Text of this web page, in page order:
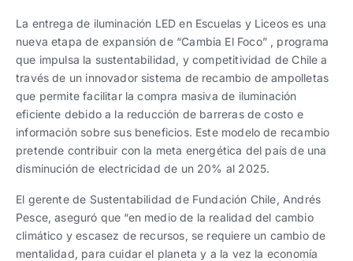
La entrega de iluminación LED en Escuelas y Liceos es una
nueva etapa de expansión de “Cambia El Foco” , programa
que impulsa la sustentabilidad, y competitividad de Chile a
través de un innovador sistema de recambio de ampolletas
que permite facilitar la compra masiva de iluminación
eficiente debido a la reducción de barreras de costo e
información sobre sus beneficios. Este modelo de recambio
pretende contribuir con la meta energética del país de una
disminución de electricidad de un 20% al 2025.
El gerente de Sustentabilidad de Fundación Chile, Andrés
Pesce, aseguró que “en medio de la realidad del cambio
climático y escasez de recursos, se requiere un cambio de
mentalidad, para cuidar el planeta y a la vez la economía